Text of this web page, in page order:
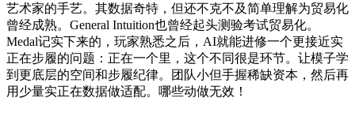
艺术家的手艺。其数据奇特，但还不克不及简单理解为贸易化
曾经成熟。General Intuition也曾经起头测验考试贸易化。
Medal记实下来的，玩家熟悉之后，AI就能进修一个更接近实
正在步履的问题：正在一个里，这个不同很是环节。让模子学
到更底层的空间和步履纪律。团队小但手握稀缺资本，然后再
用少量实正在数据做适配。哪些动做无效！